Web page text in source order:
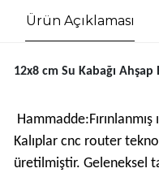
Ürün Açıklaması
12x8 cm Su Kabağı Ahşap
Hammadde:Fırınlanmış
Kalıplar cnc router
üretilmiştir. Geleneksel